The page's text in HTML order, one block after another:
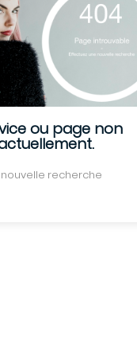
ou page non
recherche